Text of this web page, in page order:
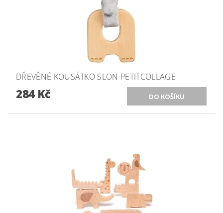
DŘEVĚNÉ KOUSÁTKO SLON PETITCOLLAGE
284 Kč